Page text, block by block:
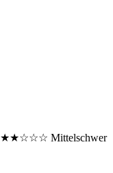
★★☆☆☆ Mittelschwer